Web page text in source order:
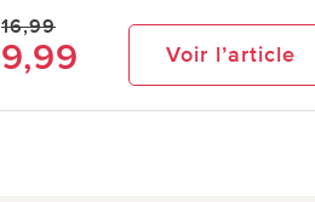
16,99
9,99 Voir l’article